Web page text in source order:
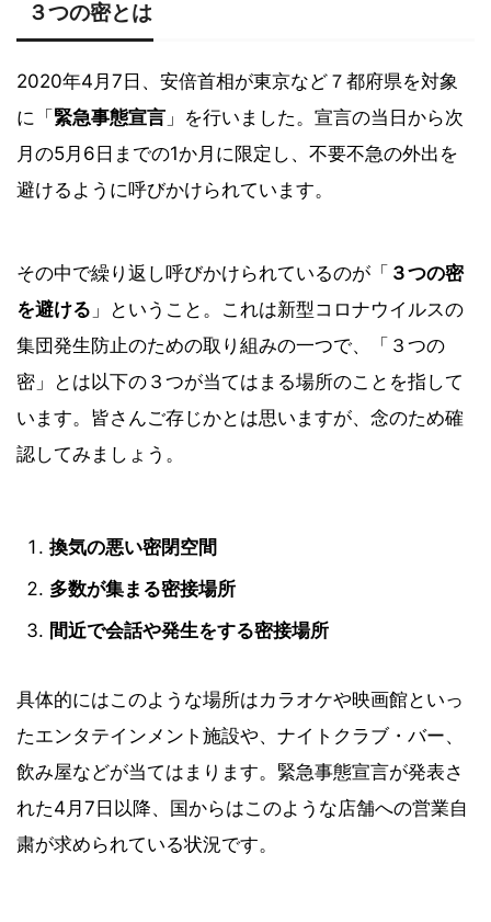
３つの密とは
2020年4月7日、安倍首相が東京など７都府県を対象
に「 緊急事態宣言 」を行いました。宣言の当日から次
月の5月6日までの1か月に限定し、不要不急の外出を
避けるように呼びかけられています。
その中で繰り返し呼びかけられているのが「 ３つの密
を避ける 」ということ。これは新型コロナウイルスの
集団発生防止のための取り組みの一つで、「３つの
密」とは以下の３つが当てはまる場所のことを指して
います。皆さんご存じかとは思いますが、念のため確
認してみましょう。
換気の悪い密閉空間
多数が集まる密接場所
間近で会話や発生をする密接場所
具体的にはこのような場所はカラオケや映画館といっ
たエンタテインメント施設や、ナイトクラブ・バー、
飲み屋などが当てはまります。緊急事態宣言が発表さ
れた4月7日以降、国からはこのような店舗への営業自
粛が求められている状況です。